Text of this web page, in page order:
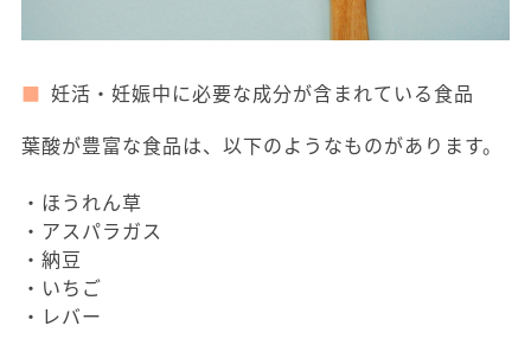
妊活・妊娠中に必要な成分が含まれている食品
葉酸が豊富な食品は、以下のようなものがあります。
・ほうれん草
・アスパラガス
・納豆
・いちご
・レバー